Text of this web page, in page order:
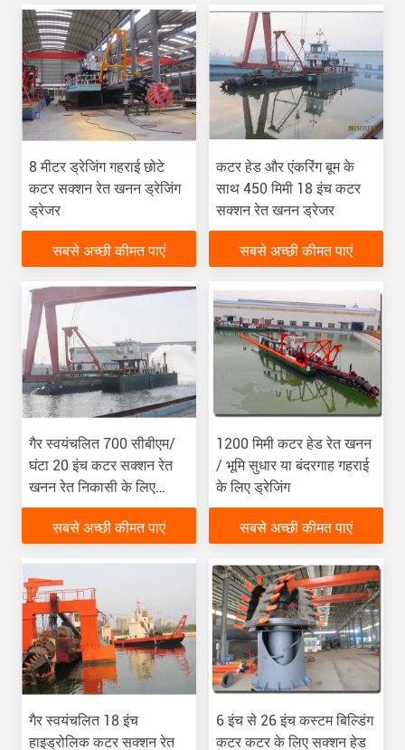
8 मीटर ड्रेजिंग गहराई छोटे
कटर सक्शन रेत खनन ड्रेजिंग
ड्रेजर
सबसे अच्छी कीमत पाएं
कटर हेड और एंकरिंग बूम के
साथ 450 मिमी 18 इंच कटर
सक्शन रेत खनन ड्रेजर
सबसे अच्छी कीमत पाएं
गैर स्वयंचलित 700 सीबीएम/
घंटा 20 इंच कटर सक्शन रेत
खनन रेत निकासी के लिए
ड्रेजर
सबसे अच्छी कीमत पाएं
1200 मिमी कटर हेड रेत खनन
/ भूमि सुधार या बंदरगाह गहराई
के लिए ड्रेजिंग
सबसे अच्छी कीमत पाएं
गैर स्वयंचलित 18 इंच
हाइड्रोलिक कटर सक्शन रेत
6 इंच से 26 इंच कस्टम बिल्डिंग
कटर कटर के लिए सक्शन हेड